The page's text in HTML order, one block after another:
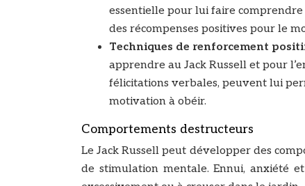
essentielle pour lui faire
des récompenses positives pour le
Techniques de renforcement
apprendre au Jack Russell et pour
félicitations verbales, peuvent lui
motivation à obéir.
Comportements destructeurs
Le Jack Russell peut développer des
de stimulation mentale. Ennui, anxiété